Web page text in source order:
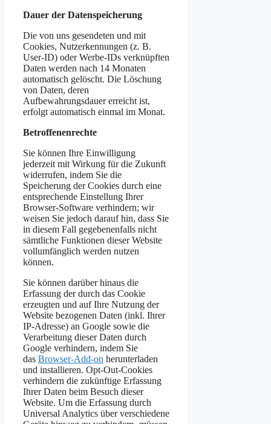
Dauer der Datenspeicherung
Die von uns gesendeten und mit
Cookies, Nutzerkennungen (z. B.
User-ID) oder Werbe-IDs verknüpften
Daten werden nach 14 Monaten
automatisch gelöscht. Die Löschung
von Daten, deren
Aufbewahrungsdauer erreicht ist,
erfolgt automatisch einmal im Monat.
Betroffenenrechte
Sie können Ihre Einwilligung
jederzeit mit Wirkung für die Zukunft
widerrufen, indem Sie die
Speicherung der Cookies durch eine
entsprechende Einstellung Ihrer
Browser-Software verhindern; wir
weisen Sie jedoch darauf hin, dass Sie
in diesem Fall gegebenenfalls nicht
sämtliche Funktionen dieser Website
vollumfänglich werden nutzen
können.
Sie können darüber hinaus die
Erfassung der durch das Cookie
erzeugten und auf Ihre Nutzung der
Website bezogenen Daten (inkl. Ihrer
IP-Adresse) an Google sowie die
Verarbeitung dieser Daten durch
Google verhindern, indem Sie
das Browser-Add-on herunterladen
und installieren. Opt-Out-Cookies
verhindern die zukünftige Erfassung
Ihrer Daten beim Besuch dieser
Website. Um die Erfassung durch
Universal Analytics über verschiedene